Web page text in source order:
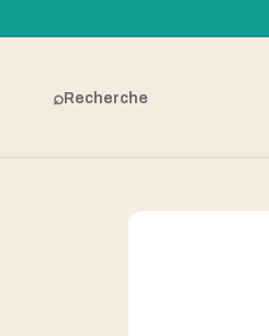
⌕Recherche